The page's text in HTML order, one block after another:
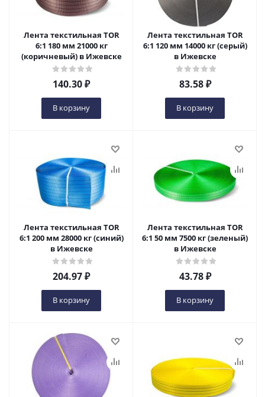
Лента текстильная TOR
6:1 180 мм 21000 кг
(коричневый) в Ижевске
140.30₽
В корзину
Лента текстильная TOR
6:1 120 мм 14000 кг (серый)
в Ижевске
83.58₽
В корзину
Лента текстильная TOR
6:1 200 мм 28000 кг (синий)
в Ижевске
204.97₽
В корзину
Лента текстильная TOR
6:1 50 мм 7500 кг (зеленый)
в Ижевске
43.78₽
В корзину